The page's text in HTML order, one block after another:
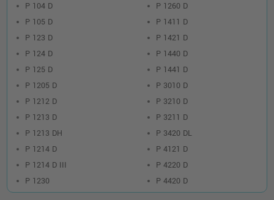
P 104 D
P 105 D
P 123 D
P 124 D
P 125 D
P 1205 D
P 1212 D
P 1213 D
P 1213 DH
P 1214 D
P 1214 D III
P 1230
P 1260 D
P 1411 D
P 1421 D
P 1440 D
P 1441 D
P 3010 D
P 3210 D
P 3211 D
P 3420 DL
P 4121 D
P 4220 D
P 4420 D